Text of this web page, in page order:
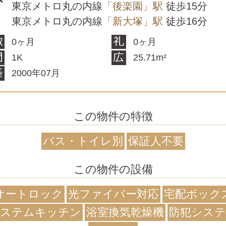
東京メトロ丸の内線 「後楽園」駅 徒歩15分
東京メトロ丸の内線 「新大塚」駅 徒歩16分
0ヶ月
0ヶ月
1K
25.71m²
2000年07月
この物件の特徴
バス・トイレ別
保証人不要
この物件の設備
ートロック
光ファイバー対応 宅配ボック
テムキッチン 浴室換気乾燥機 防犯シス